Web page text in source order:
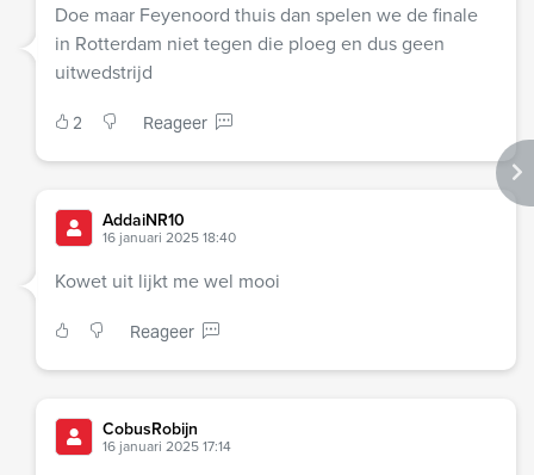
Doe maar Feyenoord thuis dan spelen we de finale
in Rotterdam niet tegen die ploeg en dus geen
uitwedstrijd
2 Reageer
AddaiNR10
16 januari 2025 18:40
Kowet uit lijkt me wel mooi
Reageer
CobusRobijn
16 januari 2025 17:14